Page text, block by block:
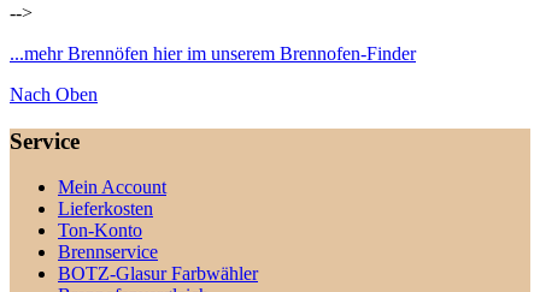
-->
...mehr Brennöfen hier im unserem Brennofen-Finder
Nach Oben
Service
Mein Account
Lieferkosten
Ton-Konto
Brennservice
BOTZ-Glasur Farbwähler